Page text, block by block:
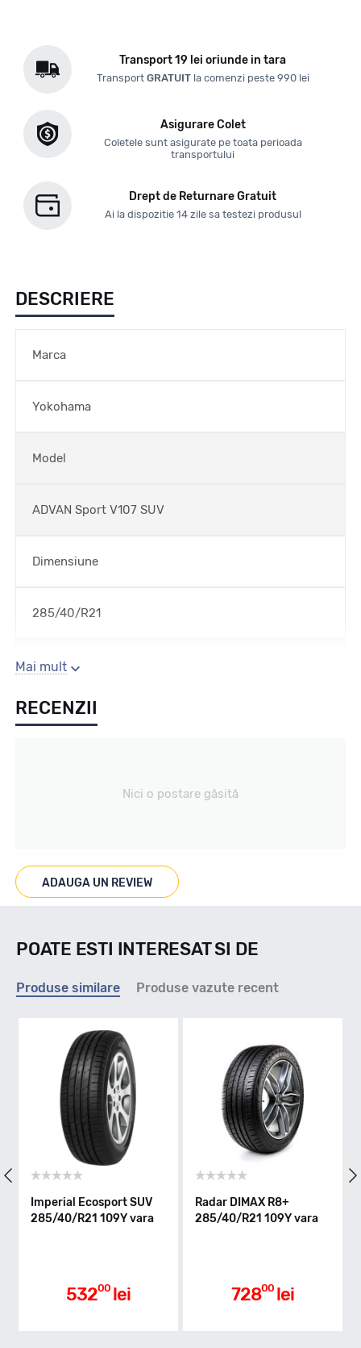
Transport 19 lei oriunde in tara
Transport GRATUITla comenzi peste 990 lei
Asigurare Colet
Coletele sunt asigurate pe toata perioada
transportului
Drept de Returnare Gratuit
Ai la dispozitie 14 zile sa testezi produsul
DESCRIERE
Marca
Yokohama
Model
ADVAN Sport V107 SUV
Dimensiune
285/40/R21
Sezon
Vara
Marcat M+S
Indice viteza
Y - max 300km/h
Indice greutate
Aderenta pe carosabil ud
Mai mult
RECENZII
Nici o postare găsită
ADAUGA UN REVIEW
POATE ESTI INTERESAT SI DE
Produse similare Produse vazute recent
SUV
109Y vara
Radar DIMAX R8+
285/40/R21 109Y vara
Nexen
285/40/R21